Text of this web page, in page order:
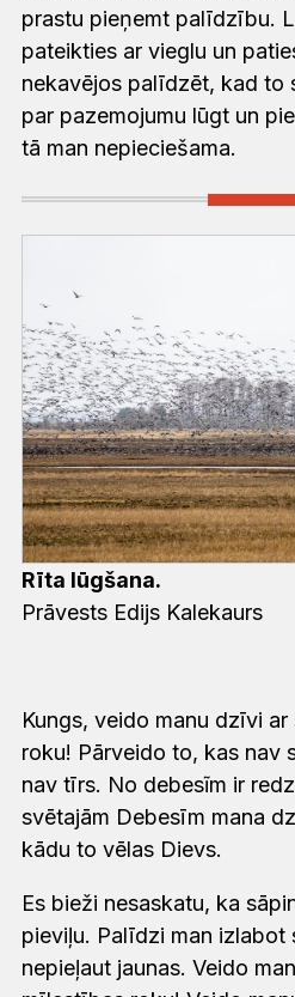
prastu pieņemt palīdzību.
pateikties ar vieglu un
nekavējos palīdzēt, kad to
par pazemojumu lūgt un
tā man nepieciešama.
Rīta lūgšana.
Prāvests Edijs Kalekaurs
Kungs, veido manu dzīvi
roku! Pārveido to, kas nav
nav tīrs. No debesĩm ir
svētajām Debesīm mana
kādu to vēlas Dievs.
Es bieži nesaskatu, ka
pieviļu. Palīdzi man izlabot
nepieļaut jaunas. Veido